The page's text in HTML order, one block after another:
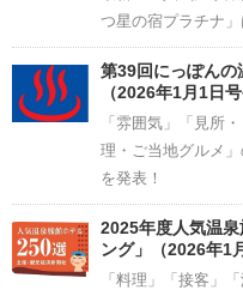
つ星の宿プラチナ」
第39回にっぽんの
（2026年1月1日号
「雰囲気」「見所
理・ご当地グルメ
を発表！
2025年度人気温
ング」（2026年1
「料理」「接客」